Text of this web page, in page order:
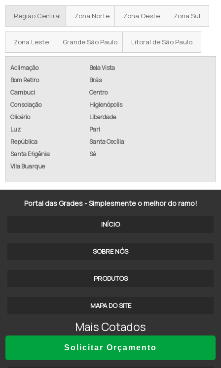
Solicitar Orçamento
TELA GALVANIZADA PREÇO POR METRO
ALAMBRADO PREÇO M2 INSTALADO
ALAMBRADO COM CONCERTINA
ALAMBRADO GALVANIZADO PREÇO
TELA ALAMBRADO REVESTIDA PVC
ALAMBRADO EM GOIÂNIA
ALAMBRADO SOROCABA SOROCABA - SP
ALAMBRADO DE AÇO GALVANIZADO
ALAMBRADO BRASÍLIA DF
Região Central Zona Norte Zona Oeste Zona Sul
Zona Leste Grande São Paulo Litoral de São Paulo
Aclimação
Bela Vista
Bom Retiro
Brás
Cambuci
Centro
Consolação
Higienópolis
Glicério
Liberdade
Luz
Pari
República
Santa Cecília
Santa Efigênia
Sé
Vila Buarque
Portal das Grades - Simplesmente o melhor do ramo!
INÍCIO
SOBRE NÓS
PRODUTOS
MAPA DO SITE
Mais Cotados
TELA PARA CERCA